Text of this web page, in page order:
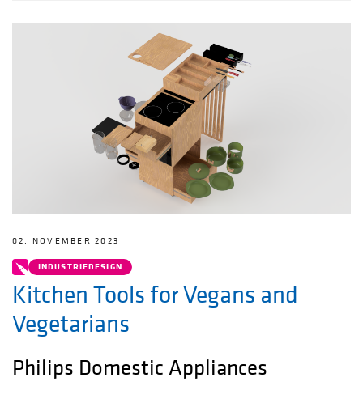
02. NOVEMBER 2023
INDUSTRIEDESIGN
Kitchen Tools for Vegans and
Vegetarians
Philips Domestic Appliances